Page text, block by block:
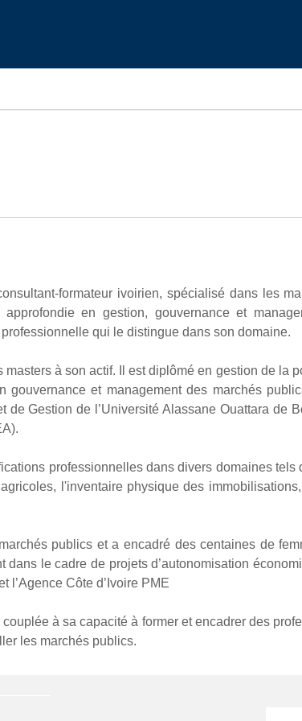
formateur ivoirien, spécialisé dans les
en gestion, gouvernance et
qui le distingue dans son domaine.
à son actif. Il est diplômé en gestion de la
gouvernance et management des marchés
Gestion de l’Université Alassane Ouattara de
professionnelles dans divers domaines tels
l'inventaire physique des
publics et a encadré des centaines de
le cadre de projets d’autonomisation
l’Agence Côte d’Ivoire PME
à sa capacité à former et encadrer des
les marchés publics.